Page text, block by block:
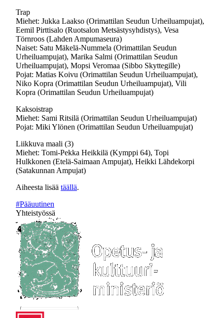
Trap
Miehet: Jukka Laakso (Orimattilan Seudun Urheiluampujat),
Eemil Pirttisalo (Ruotsalon Metsästysyhdistys), Vesa
Törnroos (Lahden Ampumaseura)
Naiset: Satu Mäkelä-Nummela (Orimattilan Seudun
Urheiluampujat), Marika Salmi (Orimattilan Seudun
Urheiluampujat), Mopsi Veromaa (Sibbo Skyttegille)
Pojat: Matias Koivu (Orimattilan Seudun Urheiluampujat),
Niko Kopra (Orimattilan Seudun Urheiluampujat), Vili
Kopra (Orimattilan Seudun Urheiluampujat)
Kaksoistrap
Miehet: Sami Ritsilä (Orimattilan Seudun Urheiluampujat)
Pojat: Miki Ylönen (Orimattilan Seudun Urheiluampujat)
Liikkuva maali (3)
Miehet: Tomi-Pekka Heikkilä (Kymppi 64), Topi
Hulkkonen (Etelä-Saimaan Ampujat), Heikki Lähdekorpi
(Satakunnan Ampujat)
Aiheesta lisää täällä.
#Pääuutinen
Yhteistyössä